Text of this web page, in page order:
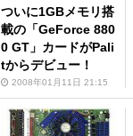
ついに1GBメモリ搭
載の「GeForce 880
0 GT」カードがPali
tからデビュー！
2008年01月11日 21:15